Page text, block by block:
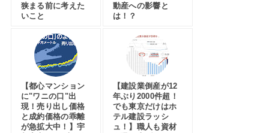
狭まる前に考えた
いこと
動産への影響と
は！？
【都心マンション
に"ワニの口"出
現！売り出し価格
と成約価格の乖離
が急拡大中！】宇
【建設業倒産が12
年ぶり2000件超！
でも東京だけはホ
テル建設ラッシ
ュ！】職人も資材